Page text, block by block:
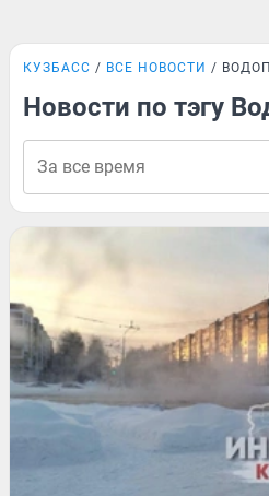
КУЗБАСС ВСЕ НОВОСТИ
Новости по тэгу